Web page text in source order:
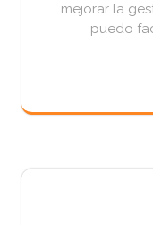
mejorar la
puedo